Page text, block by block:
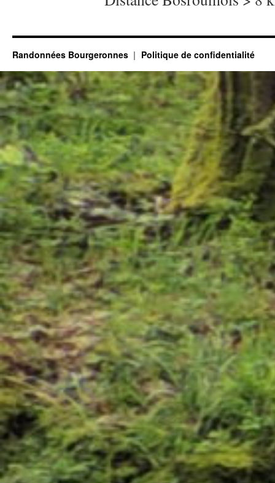
Randonnées Bourgeronnes Politique de confidentialité